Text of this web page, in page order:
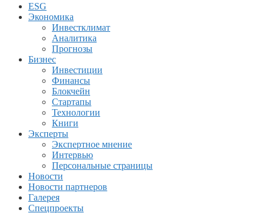
ESG
Экономика
Инвестклимат
Аналитика
Прогнозы
Бизнес
Инвестиции
Финансы
Блокчейн
Стартапы
Технологии
Книги
Эксперты
Экспертное мнение
Интервью
Персональные страницы
Новости
Новости партнеров
Галерея
Спецпроекты